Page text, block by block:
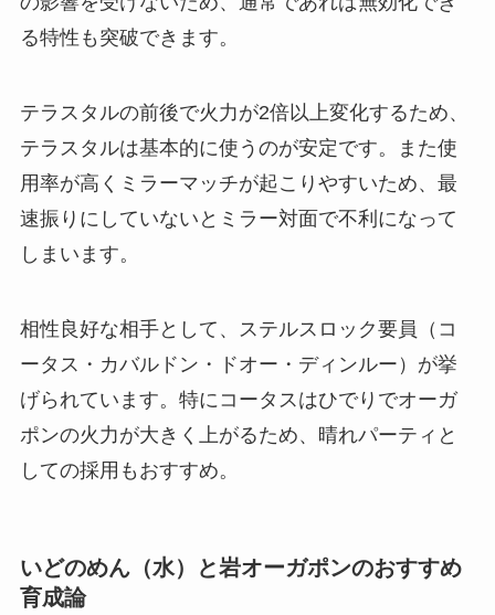
る特性も突破できます。
テラスタルの前後で火力が2倍以上変化するため、
テラスタルは基本的に使うのが安定です。また使
用率が高くミラーマッチが起こりやすいため、最
速振りにしていないとミラー対面で不利になって
しまいます。
相性良好な相手として、ステルスロック要員（コ
ータス・カバルドン・ドオー・ディンルー）が挙
げられています。特にコータスはひでりでオーガ
ポンの火力が大きく上がるため、晴れパーティと
しての採用もおすすめ。
いどのめん（水）と岩オーガポンのおすすめ
育成論